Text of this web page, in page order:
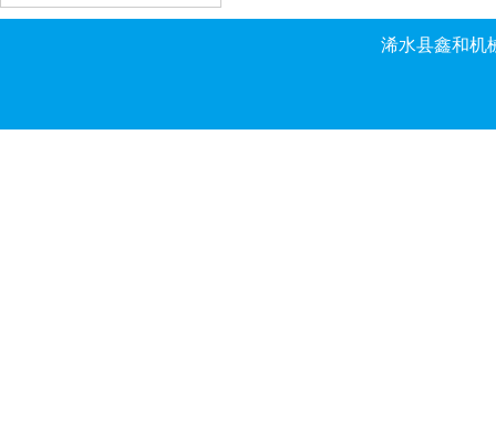
浠水县鑫和机